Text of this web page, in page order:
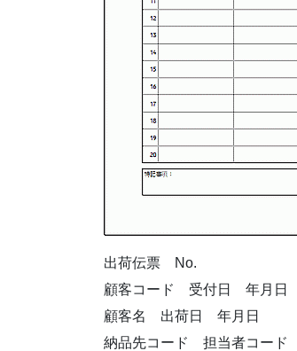
出荷伝票 No.
顧客コード 受付日 年月
顧客名 出荷日 年月日
納品先コード 担当者コード